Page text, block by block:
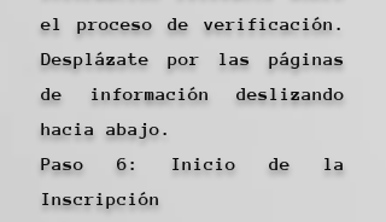
el proceso de verificación.
Desplázate por las páginas
de información deslizando
hacia abajo.
Paso 6: Inicio de la
Inscripción